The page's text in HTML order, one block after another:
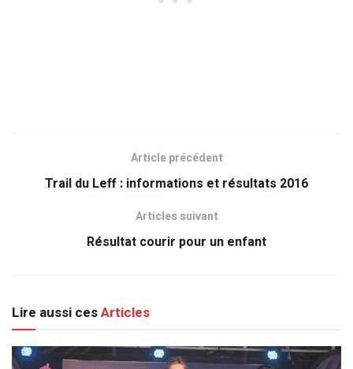
Article précédent
Trail du Leff : informations et résultats 2016
Articles suivant
Résultat courir pour un enfant
Lire aussi cesArticles